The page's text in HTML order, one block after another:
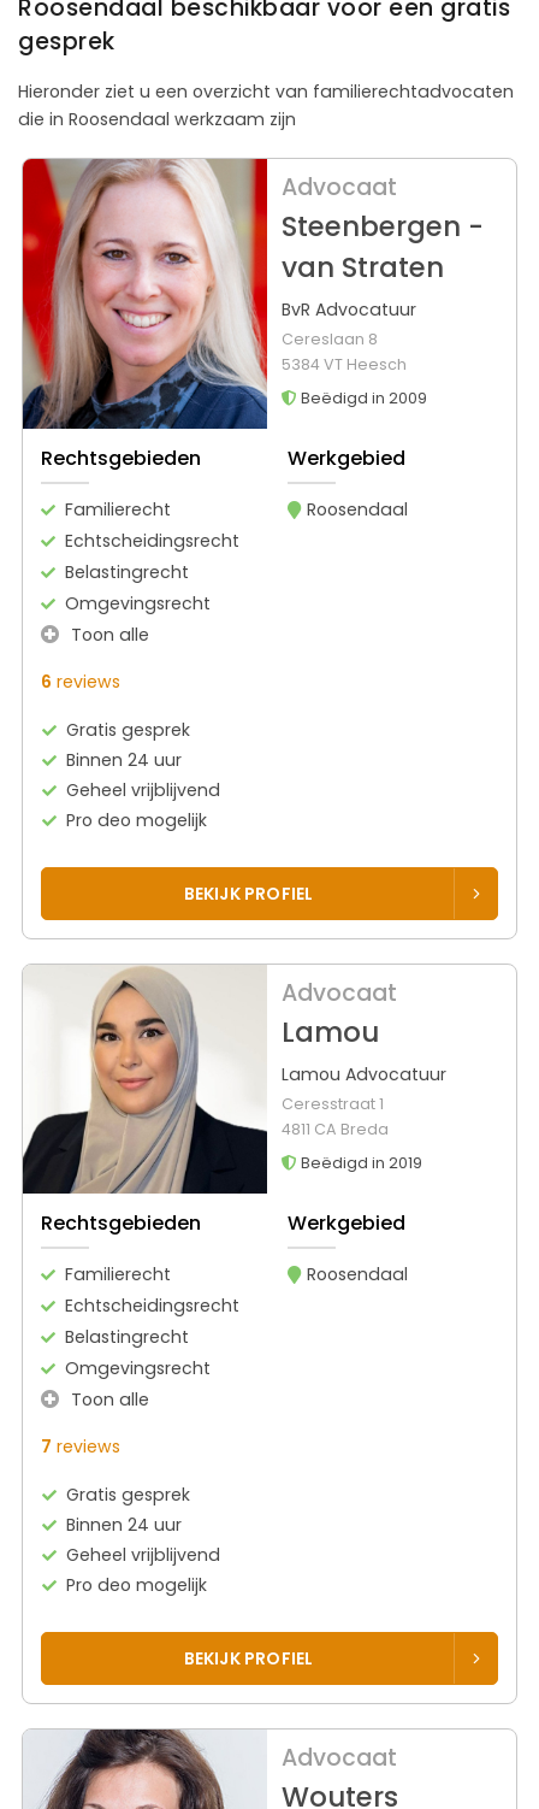
Roosendaal beschikbaar voor een gratis
gesprek
Hieronder ziet u een overzicht van familierechtadvocaten
die in Roosendaal werkzaam zijn
Advocaat
Steenbergen -
van Straten
BvR Advocatuur
Cereslaan 8
5384 VT Heesch
Beëdigd in 2009
Rechtsgebieden
Familierecht
Echtscheidingsrecht
Belastingrecht
Omgevingsrecht
Toon alle
Werkgebied
Roosendaal
6 reviews
Gratis gesprek
Binnen 24 uur
Geheel vrijblijvend
Pro deo mogelijk
BEKIJK PROFIEL
Advocaat
Lamou
Lamou Advocatuur
Ceresstraat 1
4811 CA Breda
Beëdigd in 2019
Rechtsgebieden
Familierecht
Echtscheidingsrecht
Belastingrecht
Omgevingsrecht
Toon alle
Werkgebied
Roosendaal
7 reviews
Gratis gesprek
Binnen 24 uur
Geheel vrijblijvend
Pro deo mogelijk
BEKIJK PROFIEL
Advocaat
Wouters